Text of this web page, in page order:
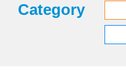
Category